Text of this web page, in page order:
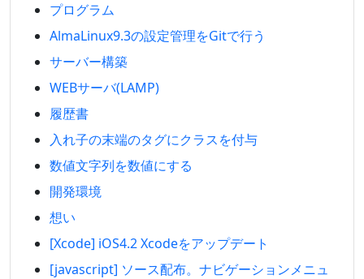
プログラム
AlmaLinux9.3の設定管理をGitで行う
サーバー構築
WEBサーバ(LAMP)
履歴書
入れ子の末端のタグにクラスを付与
数値文字列を数値にする
開発環境
想い
[Xcode] iOS4.2 Xcodeをアップデート
[javascript] ソース配布。ナビゲーションメニュ